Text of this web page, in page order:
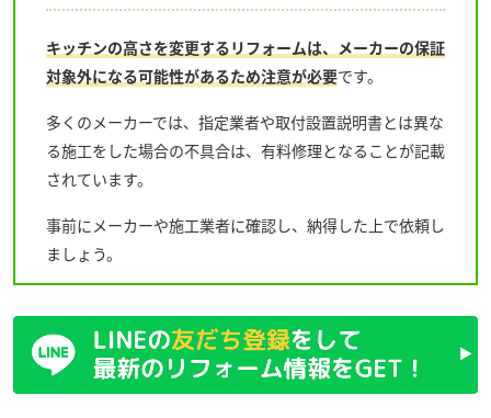
キッチンの高さを変更するリフォームは、メーカーの保証
対象外になる可能性があるため注意が必要です。
多くのメーカーでは、指定業者や取付設置説明書とは異な
る施工をした場合の不具合は、有料修理となることが記載
されています。
事前にメーカーや施工業者に確認し、納得した上で依頼し
ましょう。